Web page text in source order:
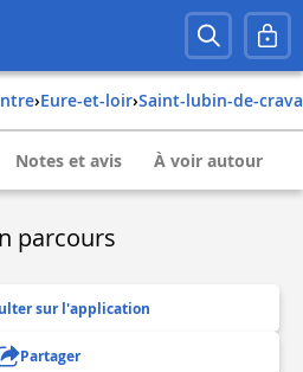
› eure-et-loir› saint-lubin-de-
Notes et avis À voir autour
parcours
sur l'application
Partager